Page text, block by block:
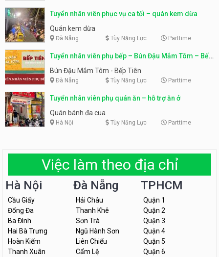
Tuyển nhân viên phục vụ ca tối – quán kem dừa
Quán kem dừa
Đà Nẵng Tùy Năng Lực Parttime
Tuyển nhân viên phụ bếp – Bún Đậu Mắm Tôm – Bếp
Tiên
Bún Đậu Mắm Tôm - Bếp Tiên
Đà Nẵng Tùy Năng Lực Parttime
Tuyển nhân viên phụ quán ăn – hỗ trợ ăn ở
Quán bánh đa cua
Hà Nội Tùy Năng Lực Parttime
Việc làm theo địa chỉ
Hà Nội
Cầu Giấy
Đống Đa
Ba Đình
Hai Bà Trưng
Hoàn Kiếm
Thanh Xuân
Đà Nẵng
Hải Châu
Thanh Khê
Sơn Trà
Ngũ Hành Sơn
Liên Chiểu
Cẩm Lệ
TPHCM
Quận 1
Quận 2
Quận 3
Quận 4
Quận 5
Quận 6